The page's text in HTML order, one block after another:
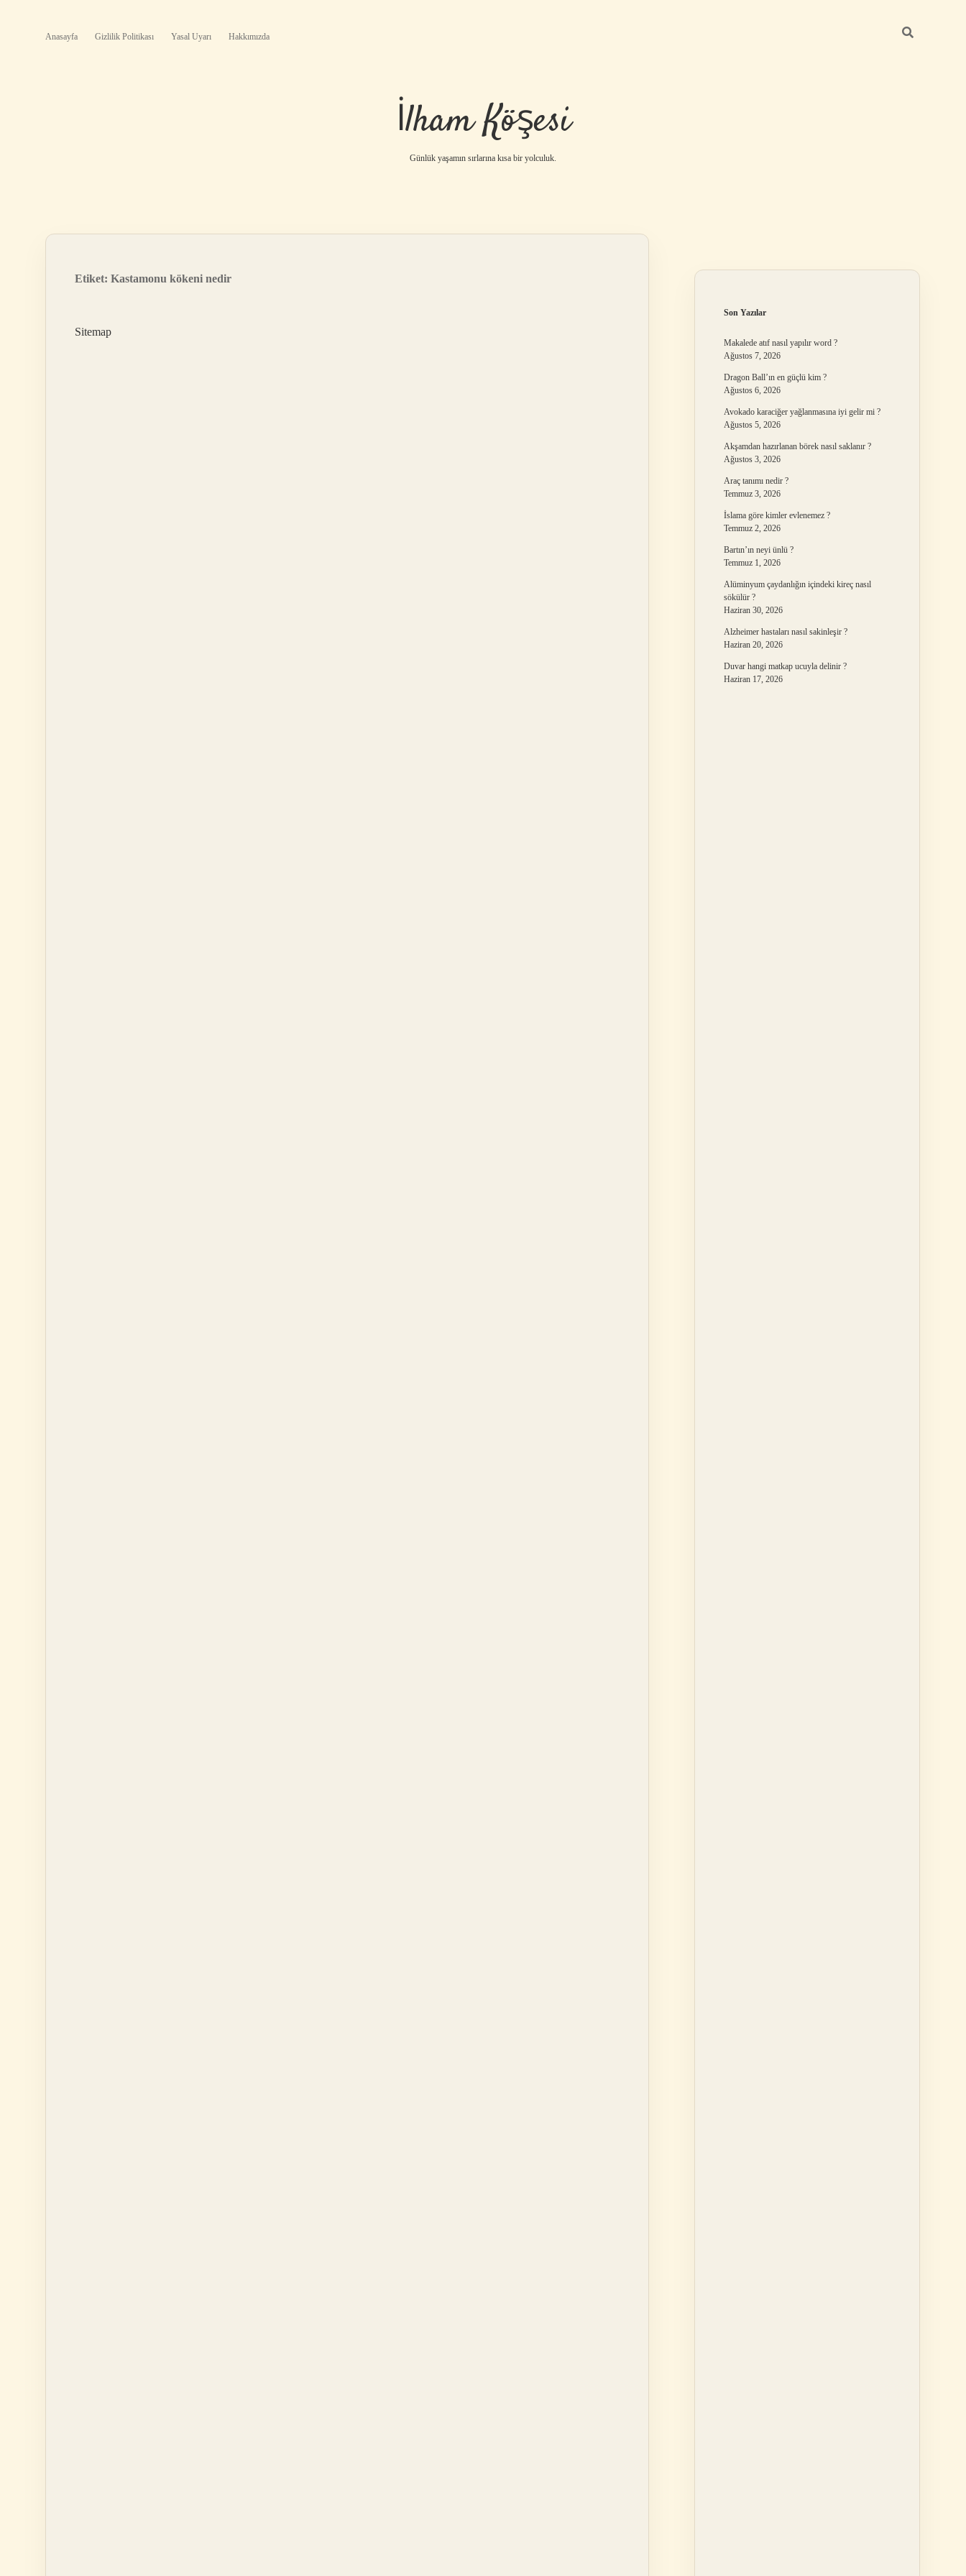
Anasayfa Gizlilik Politikası Yasal Uyarı Hakkımızda
İlham Köşesi
Günlük yaşamın sırlarına kısa bir yolculuk.
Etiket: Kastamonu kökeni nedir
Sitemap
Son Yazılar
Makalede atıf nasıl yapılır word ?
Ağustos 7, 2026
Dragon Ball’ın en güçlü kim ?
Ağustos 6, 2026
Avokado karaciğer yağlanmasına iyi gelir mi ?
Ağustos 5, 2026
Akşamdan hazırlanan börek nasıl saklanır ?
Ağustos 3, 2026
Araç tanımı nedir ?
Temmuz 3, 2026
İslama göre kimler evlenemez ?
Temmuz 2, 2026
Bartın’ın neyi ünlü ?
Temmuz 1, 2026
Alüminyum çaydanlığın içindeki kireç nasıl
sökülür ?
Haziran 30, 2026
Alzheimer hastaları nasıl sakinleşir ?
Haziran 20, 2026
Duvar hangi matkap ucuyla delinir ?
Haziran 17, 2026